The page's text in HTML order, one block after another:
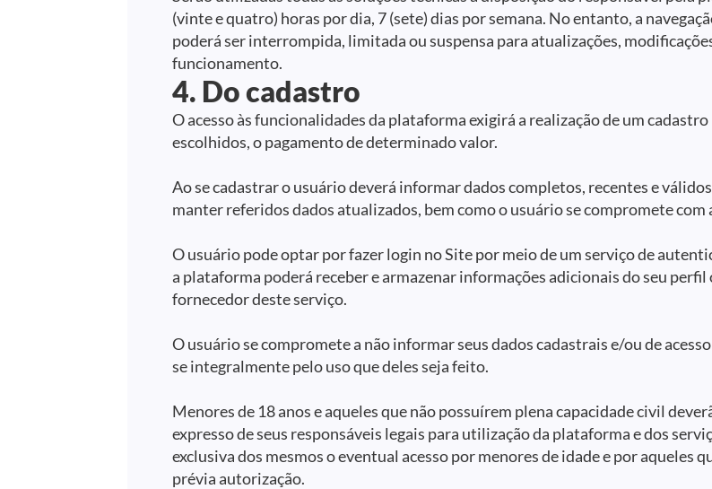
(vinte e quatro) horas por dia, 7 (sete) dias por semana. No entanto, a
poderá ser interrompida, limitada ou suspensa para atualizações,
funcionamento.
4. Do cadastro
O acesso às funcionalidades da plataforma exigirá a realização de um
escolhidos, o pagamento de determinado valor.
Ao se cadastrar o usuário deverá informar dados completos, recentes e
manter referidos dados atualizados, bem como o usuário se compromete com
O usuário pode optar por fazer login no Site por meio de um serviço de
a plataforma poderá receber e armazenar informações adicionais do seu
fornecedor deste serviço.
O usuário se compromete a não informar seus dados cadastrais e/ou de
se integralmente pelo uso que deles seja feito.
Menores de 18 anos e aqueles que não possuírem plena capacidade civil
expresso de seus responsáveis legais para utilização da plataforma e dos
exclusiva dos mesmos o eventual acesso por menores de idade e por aqueles
prévia autorização.